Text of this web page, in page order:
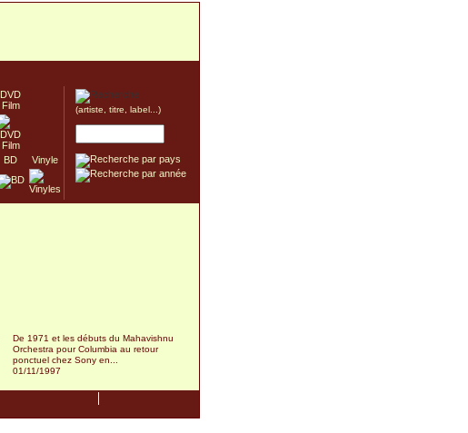
DVD
Film
BD Vinyle
(artiste, titre, label...)
De 1971 et les débuts du Mahavishnu
Orchestra pour Columbia au retour
ponctuel chez Sony en...
01/11/1997